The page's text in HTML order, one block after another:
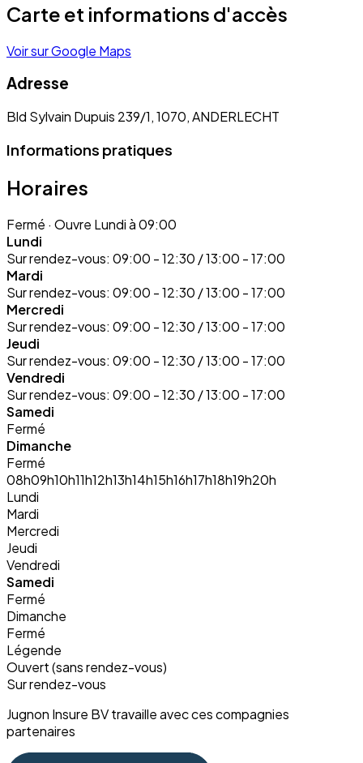
Carte et informations d'accès
Voir sur Google Maps
Adresse
Bld Sylvain Dupuis 239/1, 1070, ANDERLECHT
Informations pratiques
Horaires
Fermé · Ouvre Lundi à 09:00
Lundi
Sur rendez-vous: 09:00 - 12:30 / 13:00 - 17:00
Mardi
Sur rendez-vous: 09:00 - 12:30 / 13:00 - 17:00
Mercredi
Sur rendez-vous: 09:00 - 12:30 / 13:00 - 17:00
Jeudi
Sur rendez-vous: 09:00 - 12:30 / 13:00 - 17:00
Vendredi
Sur rendez-vous: 09:00 - 12:30 / 13:00 - 17:00
Samedi
Fermé
Dimanche
Fermé
08h09h10h11h12h13h14h15h16h17h18h19h20h
Lundi
Mardi
Mercredi
Jeudi
Vendredi
Samedi
Fermé
Dimanche
Fermé
Légende
Ouvert (sans rendez-vous)
Sur rendez-vous
Jugnon Insure BV travaille avec ces compagnies
partenaires